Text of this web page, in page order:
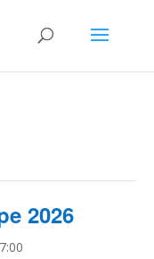
2026